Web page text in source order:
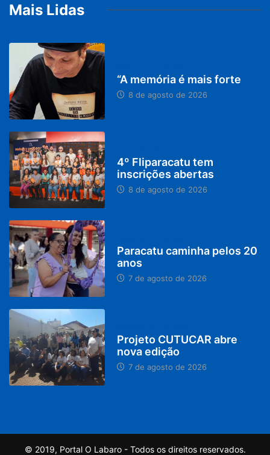
Mais Lidas
“A memória é mais forte
8 de agosto de 2026
4º Fliparacatu tem
inscrições abertas
8 de agosto de 2026
Paracatu caminha pelos 20
anos
7 de agosto de 2026
Projeto CUTUCAR abre
nova edição
7 de agosto de 2026
© 2019, Portal O Labaro - Todos os direitos reservados.